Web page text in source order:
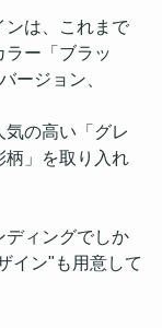
ンは、これまで
ー「ブラッ
ージョン、
の高い「グレ
柄」を取り入れ
ディングでしか
イン"も用意して